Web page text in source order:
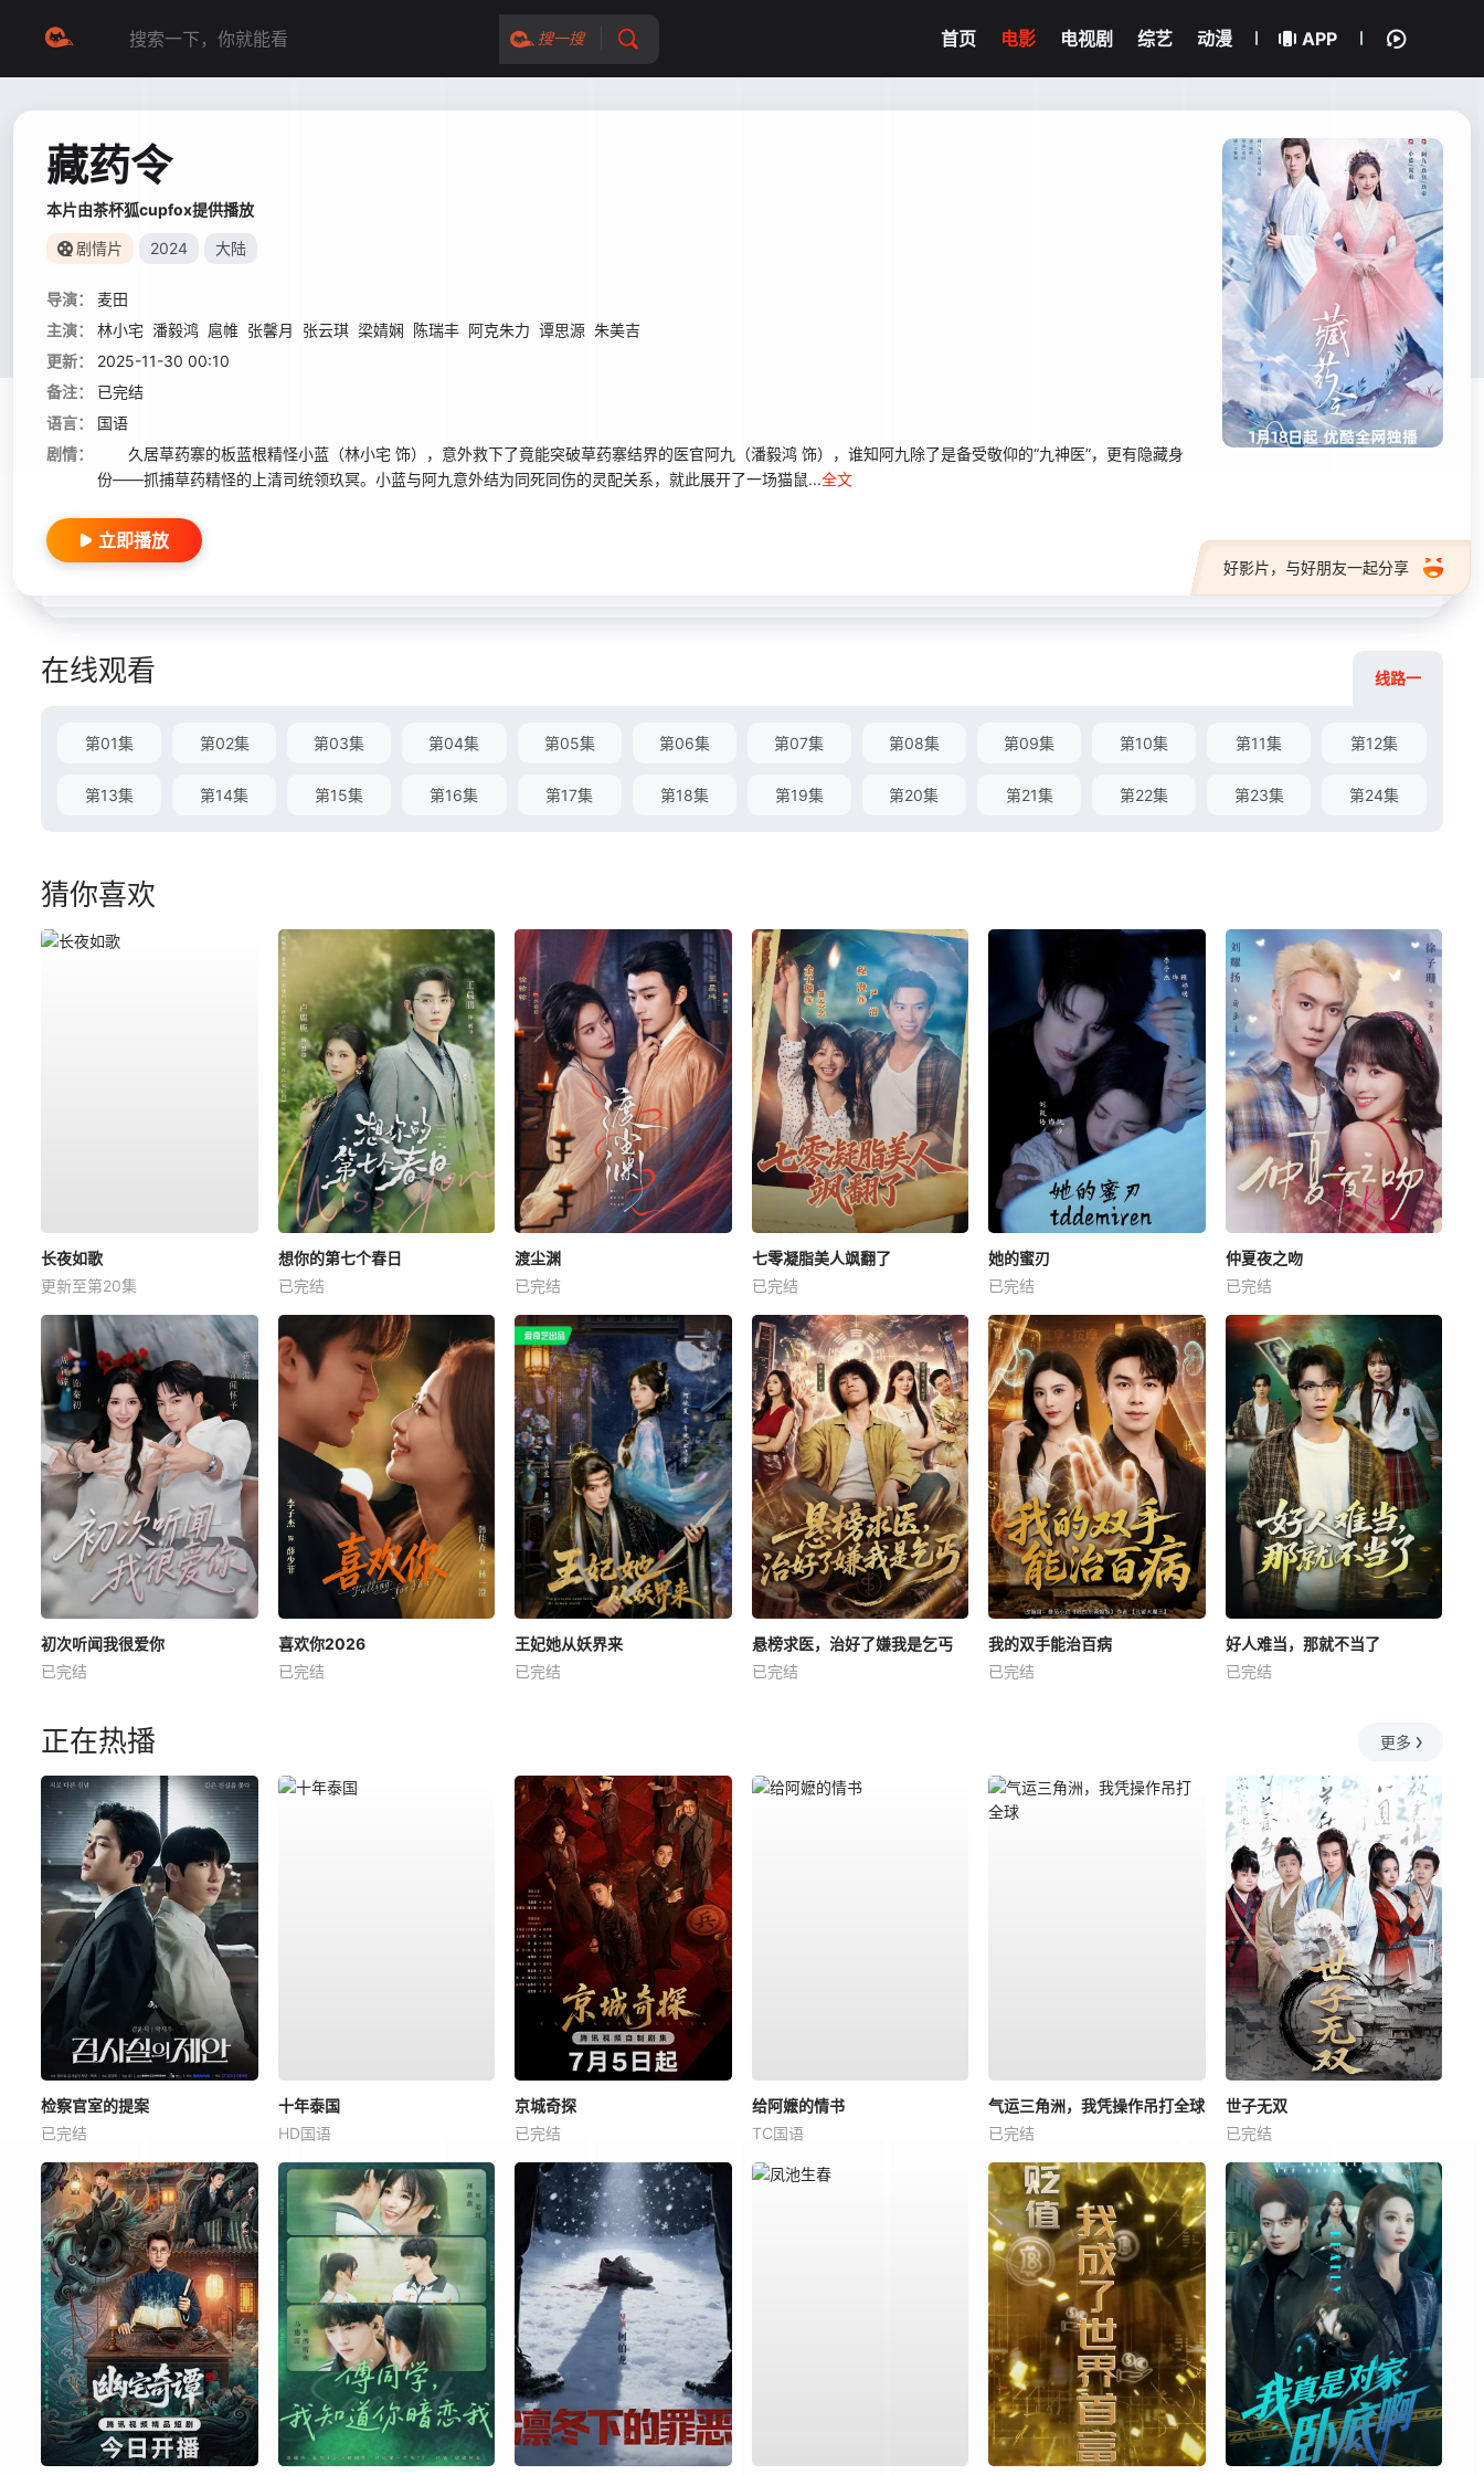
搜一搜 首页 电影 电视剧 综艺 动漫 APP
藏药令
本片由茶杯狐cupfox提供播放
剧情片 2024 大陆
导演：
麦田
主演：
林小宅 潘毅鸿 扈帷 张馨月 张云琪 梁婧娴 陈瑞丰 阿克朱力 谭思源 朱美吉
更新：
2025-11-30 00:10
备注：
已完结
语言：
国语
剧情：
久居草药寨的板蓝根精怪小蓝（林小宅 饰），意外救下了竟能突破草药寨结界的医官阿九（潘毅鸿 饰），谁知阿九除了是备受敬仰的“九神医”，更有隐藏身
份——抓捕草药精怪的上清司统领玖冥。小蓝与阿九意外结为同死同伤的灵配关系，就此展开了一场猫鼠...全文
好影片，与好朋友一起分享
立即播放
在线观看 线路一
第01集 第02集 第03集 第04集 第05集 第06集 第07集 第08集 第09集 第10集 第11集 第12集
第13集 第14集 第15集 第16集 第17集 第18集 第19集 第20集 第21集 第22集 第23集 第24集
猜你喜欢
长夜如歌
更新至第20集
想你的第七个春日
已完结
渡尘渊
已完结
七零凝脂美人飒翻了
已完结
她的蜜刃
已完结
仲夏夜之吻
已完结
初次听闻我很爱你
已完结
喜欢你2026
已完结
王妃她从妖界来
已完结
悬榜求医，治好了嫌我是乞丐
已完结
我的双手能治百病
已完结
好人难当，那就不当了
已完结
正在热播 更多
检察官室的提案
已完结
十年泰国
HD国语
京城奇探
已完结
给阿嬷的情书
TC国语
气运三角洲，我凭操作吊打全球
已完结
世子无双
已完结